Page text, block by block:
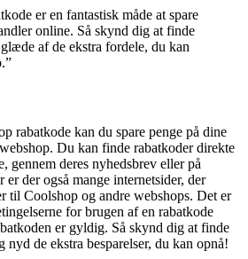
er en fantastisk måde at spare
online. Så skynd dig at finde
af de ekstra fordele, du kan
rabatkode kan du spare penge på dine
Du kan finde rabatkoder direkte
gennem deres nyhedsbrev eller på
der også mange internetsider, der
til Coolshop og andre webshops. Det er
for brugen af en rabatkode
er gyldig. Så skynd dig at finde
nyd de ekstra besparelser, du kan opnå!